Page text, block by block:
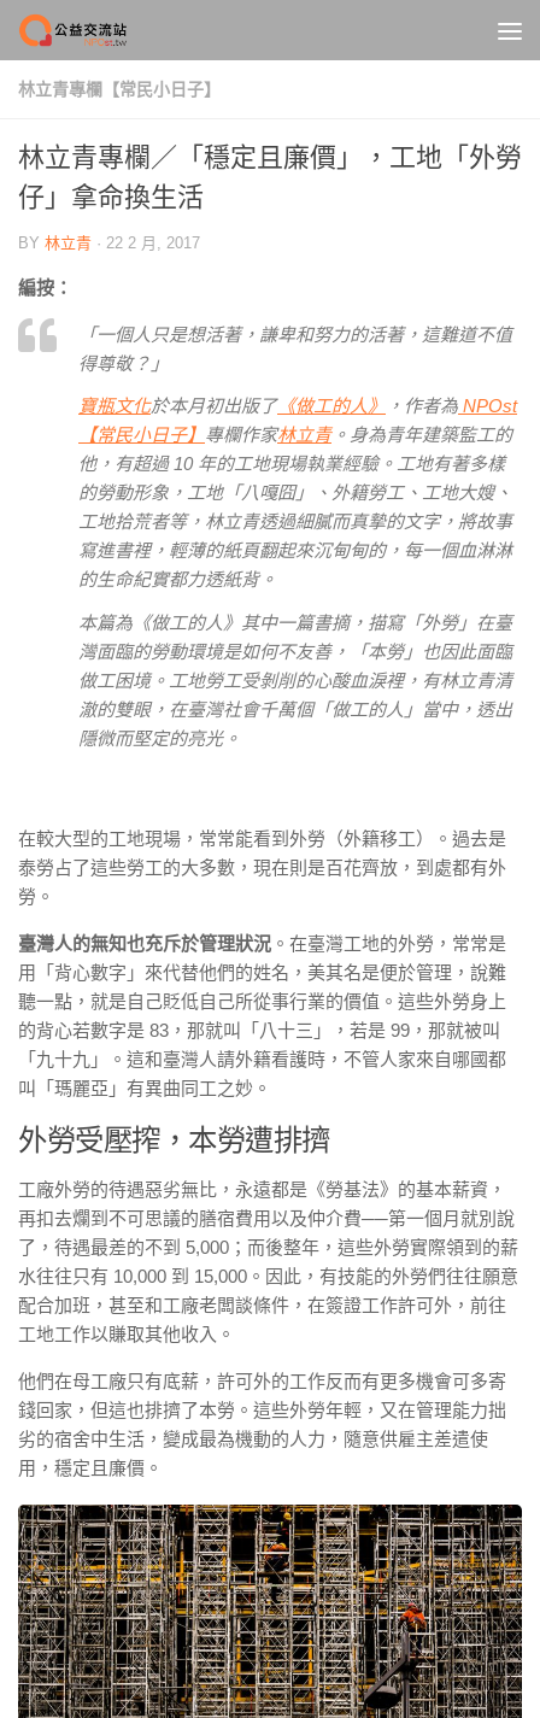
Skip to content
林立青專欄【常民小日子】
林立青專欄／「穩定且廉價」，工地「外勞
仔」拿命換生活
BY 林立青 · 22 2 月, 2017
編按：
「一個人只是想活著，謙卑和努力的活著，這難道不值
得尊敬？」
寶瓶文化於本月初出版了《做工的人》 ，作者為 NPOst
【常民小日子】 專欄作家林立青。身為青年建築監工的
他，有超過 10 年的工地現場執業經驗。工地有著多樣
的勞動形象，工地「八嘎囧」、外籍勞工、工地大嫂、
工地拾荒者等，林立青透過細膩而真摯的文字，將故事
寫進書裡，輕薄的紙頁翻起來沉甸甸的，每一個血淋淋
的生命紀實都力透紙背。
本篇為《做工的人》其中一篇書摘，描寫「外勞」在臺
灣面臨的勞動環境是如何不友善，「本勞」也因此面臨
做工困境。工地勞工受剝削的心酸血淚裡，有林立青清
澈的雙眼，在臺灣社會千萬個「做工的人」當中，透出
隱微而堅定的亮光。
在較大型的工地現場，常常能看到外勞（外籍移工）。過去是
泰勞占了這些勞工的大多數，現在則是百花齊放，到處都有外
勞。
臺灣人的無知也充斥於管理狀況 。在臺灣工地的外勞，常常是
用「背心數字」來代替他們的姓名，美其名是便於管理，說難
聽一點，就是自己貶低自己所從事行業的價值。這些外勞身上
的背心若數字是 83，那就叫「八十三」，若是 99，那就被叫
「九十九」。這和臺灣人請外籍看護時，不管人家來自哪國都
叫「瑪麗亞」有異曲同工之妙。
外勞受壓搾，本勞遭排擠
工廠外勞的待遇惡劣無比，永遠都是《勞基法》的基本薪資，
再扣去爛到不可思議的膳宿費用以及仲介費──第一個月就別說
了，待遇最差的不到 5,000；而後整年，這些外勞實際領到的薪
水往往只有 10,000 到 15,000。因此，有技能的外勞們往往願意
配合加班，甚至和工廠老闆談條件，在簽證工作許可外，前往
工地工作以賺取其他收入。
他們在母工廠只有底薪，許可外的工作反而有更多機會可多寄
錢回家，但這也排擠了本勞。這些外勞年輕，又在管理能力拙
劣的宿舍中生活，變成最為機動的人力，隨意供雇主差遣使
用，穩定且廉價。